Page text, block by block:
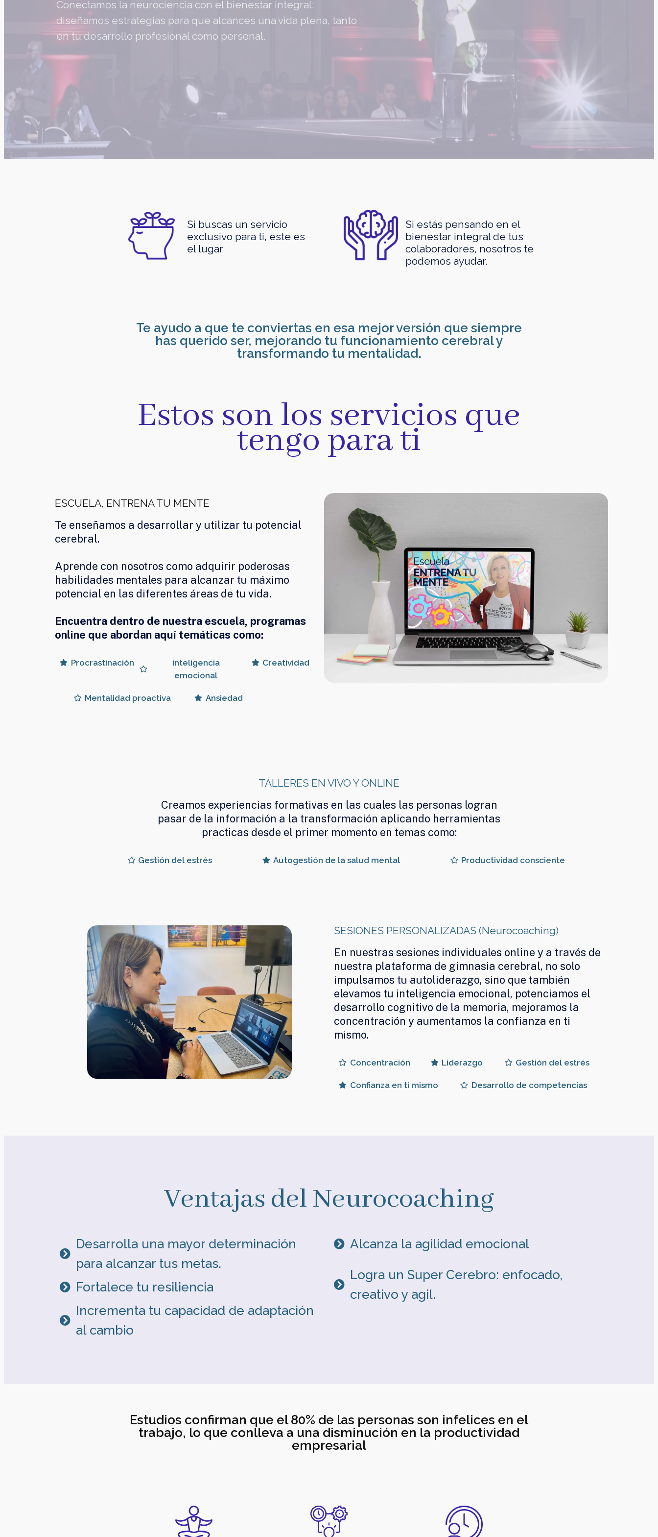
Conectamos la neurociencia con el bienestar integral:
diseñamos estrategias para que alcances una vida plena, tanto
en tu desarrollo profesional como personal.
Si buscas un servicio
exclusivo para ti, este es
el lugar
Si estás pensando en el
bienestar integral de tus
colaboradores, nosotros te
podemos ayudar.
Te ayudo a que te conviertas en esa mejor versión que siempre
has querido ser, mejorando tu funcionamiento cerebral y
transformando tu mentalidad.
Estos son los servicios que
tengo para ti
ESCUELA, ENTRENA TU MENTE
Te enseñamos a desarrollar y utilizar tu potencial
cerebral.
Aprende con nosotros como adquirir poderosas
habilidades mentales para alcanzar tu máximo
potencial en las diferentes áreas de tu vida.
Encuentra dentro de nuestra escuela, programas
online que abordan aquí temáticas como:
Procrastinación
inteligencia
emocional
Creatividad
Mentalidad proactiva Ansiedad
TALLERES EN VIVO Y ONLINE
Creamos experiencias formativas en las cuales las personas logran
pasar de la información a la transformación aplicando herramientas
practicas desde el primer momento en temas como:
Gestión del estrés Autogestión de la salud mental Productividad consciente
SESIONES PERSONALIZADAS (Neurocoaching)
En nuestras sesiones individuales online y a través de
nuestra plataforma de gimnasia cerebral, no solo
impulsamos tu autoliderazgo, sino que también
elevamos tu inteligencia emocional, potenciamos el
desarrollo cognitivo de la memoria, mejoramos la
concentración y aumentamos la confianza en ti
mismo.
Concentración Liderazgo Gestión del estrés
Confianza en tí mismo Desarrollo de competencias
Ventajas del Neurocoaching
Desarrolla una mayor determinación
para alcanzar tus metas.
Fortalece tu resiliencia
Incrementa tu capacidad de adaptación
al cambio
Alcanza la agilidad emocional
Logra un Super Cerebro: enfocado,
creativo y agil.
Estudios confirman que el 80% de las personas son infelices en el
trabajo, lo que conlleva a una disminución en la productividad
empresarial